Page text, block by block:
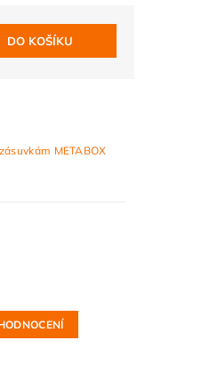
METABOX